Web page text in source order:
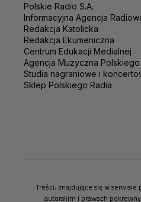
Polskie Radio S.A.
Informacyjna Agencja
Redakcja Katolicka
Redakcja Ekumeniczna
Centrum Edukacji Medialnej
Agencja Muzyczna Polskiego
Studia nagraniowe i
Sklep Polskiego Radia
Treści, znajdujące się w
autorskim i prawach